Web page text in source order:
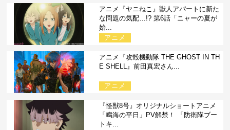
アニメ『ヤニねこ』獣人アパートに新た
な問題の気配…!? 第6話「ニャーの夏が
始...
アニメ
アニメ『攻殻機動隊 THE GHOST IN TH
E SHELL』前田真宏さん...
アニメ
『怪獣8号』オリジナルショートアニメ
「鳴海の平日」PV解禁！ 「防衛隊ブー
トキ...